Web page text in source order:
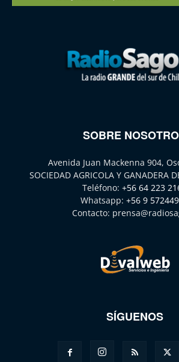
SOBRE
Avenida Juan Mackenna 904,
SOCIEDAD AGRICOLA Y GANADERA
Teléfono: +56 64 223
Whatsapp: +56 9
Contacto:
SÍGUENOS